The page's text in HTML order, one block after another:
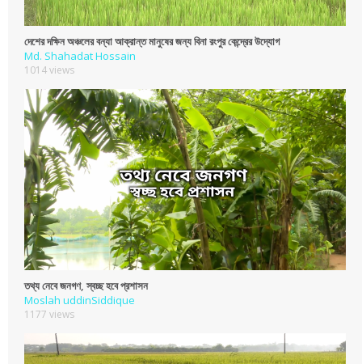
দেশের দক্ষিন অঞ্চলের বন্যা আক্রান্ত মানুষের জন্য বিনা রংপুর কেন্দ্রের উদ্যোগ
Md. Shahadat Hossain
1014 views
তথ্য নেবে জনগণ, স্বচ্ছ হবে প্রশাসন
Moslah uddinSiddique
1177 views